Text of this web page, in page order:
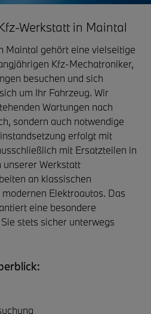
Werkstatt in Maintal
Maintal gehört eine vielseitige
Kfz-Mechatroniker,
besuchen und sich
um Ihr Fahrzeug. Wir
Wartungen nach
sondern auch notwendige
erfolgt mit
mit Ersatzteilen in
unserer Werkstatt
an klassischen
Elektroautos. Das
eine besondere
stets sicher unterwegs